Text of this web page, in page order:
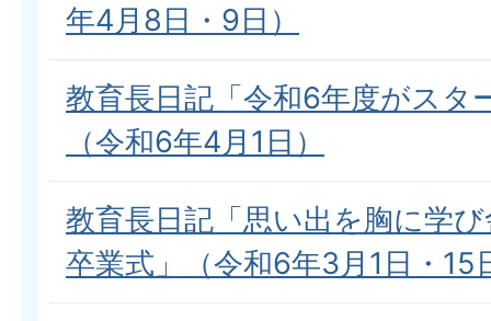
年4月8日・9日）
教育長日記「令和6年度がスタ
（令和6年4月1日）
教育長日記「思い出を胸に学
卒業式」（令和6年3月1日・15